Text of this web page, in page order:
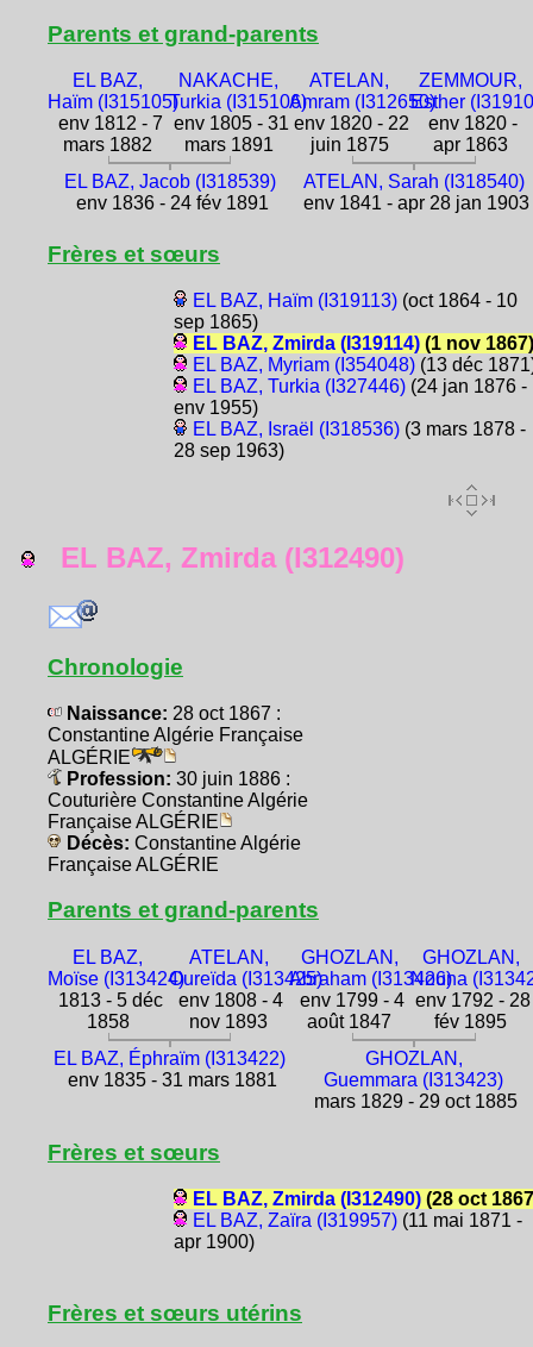
Parents et grand-parents
EL BAZ,
Haïm (I315105)
env 1812 - 7
mars 1882
NAKACHE,
Turkia (I315106)
env 1805 - 31
mars 1891
ATELAN,
Amram (I312650)
env 1820 - 22
juin 1875
ZEMMOUR,
Esther
env 1820 -
apr 1863
EL BAZ, Jacob (I318539)
env 1836 - 24 fév 1891
ATELAN, Sarah (I318540)
env 1841 - apr 28 jan 1903
Frères et sœurs
EL BAZ, Haïm (I319113)(oct 1864 - 10
sep 1865)
EL BAZ, Zmirda (I319114)(1 nov 1867)
EL BAZ, Myriam (I354048)(13 déc
EL BAZ, Turkia (I327446)(24 jan 1876 -
env 1955)
EL BAZ, Israël (I318536)(3 mars 1878 -
28 sep 1963)
EL BAZ, Zmirda (I312490)
Chronologie
Naissance: 28 oct 1867 :
Constantine Algérie Française
ALGÉRIE
Profession: 30 juin 1886 :
Couturière Constantine Algérie
Française ALGÉRIE
Décès: Constantine Algérie
Française ALGÉRIE
Parents et grand-parents
EL BAZ,
Moïse (I313424)
1813 - 5 déc
1858
ATELAN,
Oureïda (I313425)
env 1808 - 4
nov 1893
GHOZLAN,
Abraham (I313426)
env 1799 - 4
août 1847
GHOZLAN,
Nouna
env 1792 - 28
fév 1895
EL BAZ, Éphraïm (I313422)
env 1835 - 31 mars 1881
GHOZLAN,
Guemmara (I313423)
mars 1829 - 29 oct 1885
Frères et sœurs
EL BAZ, Zmirda (I312490)(28 oct
EL BAZ, Zaïra (I319957)(11 mai 1871 -
apr 1900)
Frères et sœurs utérins